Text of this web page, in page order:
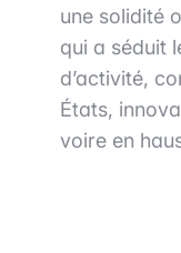
une solidité
qui a séduit
d’activité,
États,
voire en